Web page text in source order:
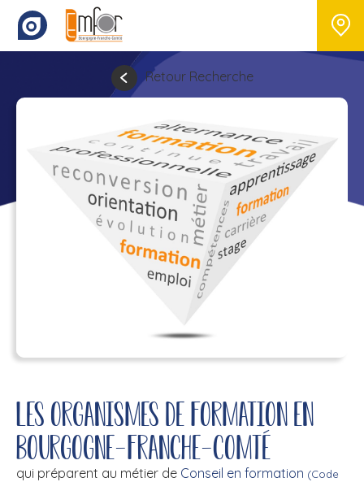
Retour Recherche
Les organismes de formation en
Bourgogne-Franche-Comté
qui préparent au métier de Conseil en formation (Code